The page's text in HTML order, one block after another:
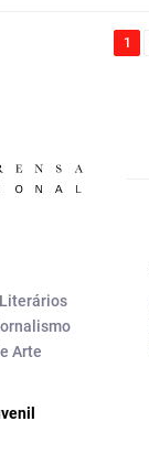
1
Arte